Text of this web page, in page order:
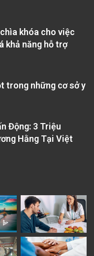
khóa cho việc
khả năng hỗ trợ
trong những cơ sở y
Động: 3 Triệu
Hằng Tại Việt